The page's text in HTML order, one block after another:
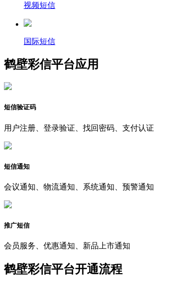
视频短信
国际短信
鹤壁彩信平台应用
短信验证码
用户注册、登录验证、找回密码、支付认证
短信通知
会议通知、物流通知、系统通知、预警通知
推广短信
会员服务、优惠通知、新品上市通知
鹤壁彩信平台开通流程